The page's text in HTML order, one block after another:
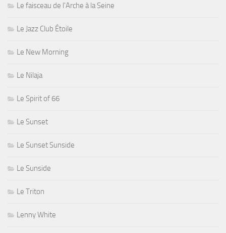
Le faisceau de l'Arche à la Seine
Le Jazz Club Étoile
Le New Morning
Le Nilaja
Le Spirit of 66
Le Sunset
Le Sunset Sunside
Le Sunside
Le Triton
Lenny White